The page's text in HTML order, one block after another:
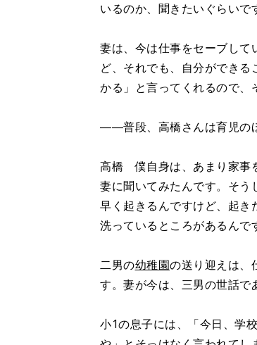
いるのか、聞きたいぐらいで
妻は、今は仕事をセーブして
ど、それでも、自分ができ
かる」と言ってくれるので、
――普段、高橋さんは育児の
高橋 僕自身は、あまり家事
妻に聞いてみたんです。そう
早く起きるんですけど、起
洗っているところがあるんで
二男の幼稚園の送り迎えは、
す。妻が今は、三男の世話で
小1の息子には、「今日、学